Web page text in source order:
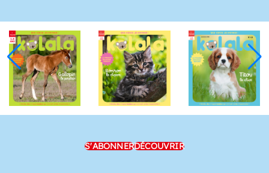
S'ABONNERDÉCOUVRIR